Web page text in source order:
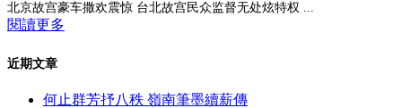
北京故宫豪车撒欢震惊 台北故宫民众监督无处炫特权 ...
閱讀更多
近期文章
何止群芳抒八秩 嶺南筆墨續薪傳